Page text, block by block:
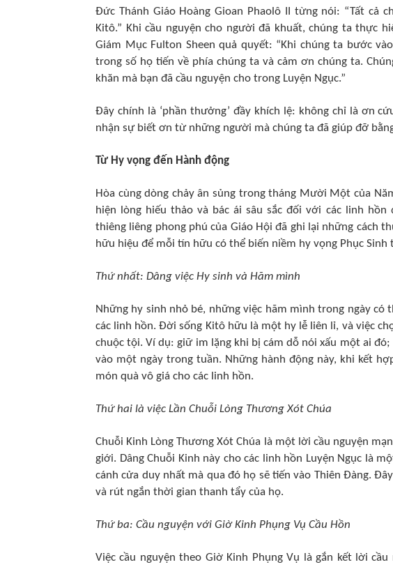
Đức Thánh Giáo Hoàng Gioan Phaolô II từng nói: “Tất cả
Kitô.” Khi cầu nguyện cho người đã khuất, chúng ta thực
Giám Mục Fulton Sheen quả quyết: “Khi chúng ta bước
trong số họ tiến về phía chúng ta và cảm ơn chúng ta.
khăn mà bạn đã cầu nguyện cho trong Luyện Ngục.”
Đây chính là ‘phần thưởng’ đầy khích lệ: không chỉ là ơn
nhận sự biết ơn từ những người mà chúng ta đã giúp đỡ
Từ Hy vọng đến Hành động
Hòa cùng dòng chảy ân sủng trong tháng Mười Một của
hiện lòng hiếu thảo và bác ái sâu sắc đối với các linh hồn
thiêng liêng phong phú của Giáo Hội đã ghi lại những cách
hữu hiệu để mỗi tín hữu có thể biến niềm hy vọng Phục
Thứ nhất: Dâng việc Hy sinh và Hãm mình
Những hy sinh nhỏ bé, những việc hãm mình trong ngày có
các linh hồn. Đời sống Kitô hữu là một hy lễ liên lỉ, và việc
chuộc tội. Ví dụ: giữ im lặng khi bị cám dỗ nói xấu một ai
vào một ngày trong tuần. Những hành động này, khi kết
món quà vô giá cho các linh hồn.
Thứ hai là việc Lần Chuỗi Lòng Thương Xót Chúa
Chuỗi Kinh Lòng Thương Xót Chúa là một lời cầu nguyện
giới. Dâng Chuỗi Kinh này cho các linh hồn Luyện Ngục là
cánh cửa duy nhất mà qua đó họ sẽ tiến vào Thiên Đàng.
và rút ngắn thời gian thanh tẩy của họ.
Thứ ba: Cầu nguyện với Giờ Kinh Phụng Vụ Cầu Hồn
Việc cầu nguyện theo Giờ Kinh Phụng Vụ là gắn kết lời